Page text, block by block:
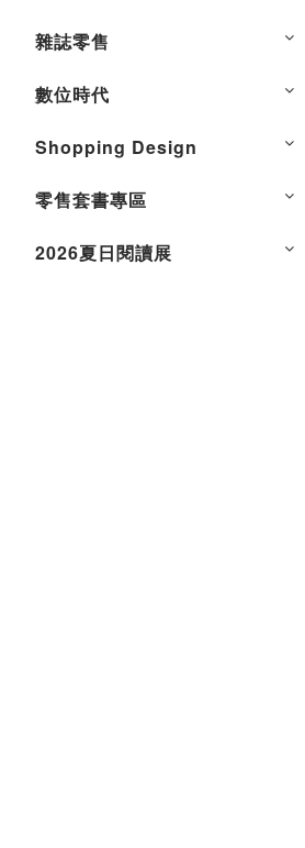
雜誌零售
數位時代
Shopping Design
零售套書專區
2026夏日閱讀展